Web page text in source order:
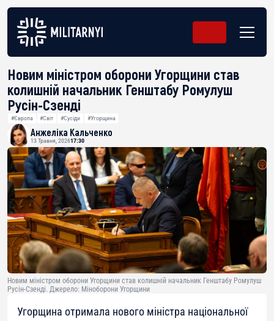
Новим міністром оборони Угорщини став
колишній начальник Генштабу Ромулуш
Русін-Сзенді
#Європа #Світ #Сусіди #Угорщина
Анжеліка Кальченко
13 Травня, 202617:30
Новим міністром оборони Угорщини став колишній начальник Генштабу Ромулуш
Русін-Сзенді. Джерело: Міноборони Угорщини
Угорщина отримала нового міністра національної